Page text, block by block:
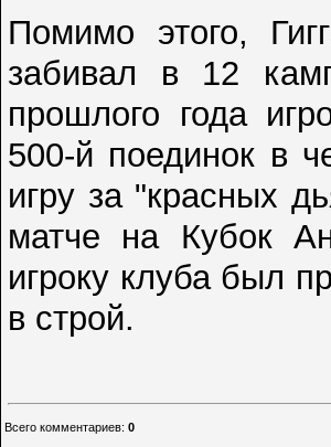
Помимо этого,
забивал в 12
прошлого года
500-й поединок в
игру за "красных
матче на Кубок
игроку клуба был
в строй.
Всего комментариев: 0